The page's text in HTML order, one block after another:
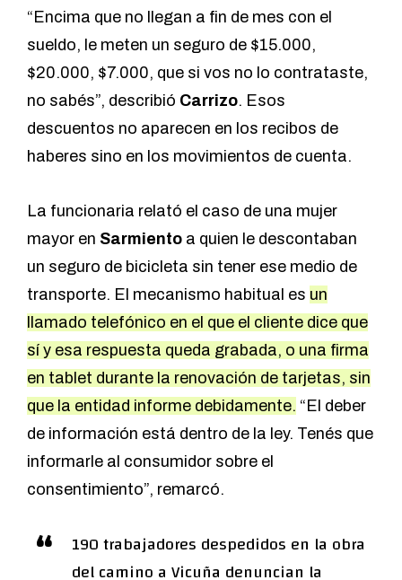
“Encima que no llegan a fin de mes con el
sueldo, le meten un seguro de $15.000,
$20.000, $7.000, que si vos no lo contrataste,
no sabés”, describió Carrizo. Esos
descuentos no aparecen en los recibos de
haberes sino en los movimientos de cuenta.
La funcionaria relató el caso de una mujer
mayor en Sarmiento a quien le descontaban
un seguro de bicicleta sin tener ese medio de
transporte. El mecanismo habitual es un
llamado telefónico en el que el cliente dice que
sí y esa respuesta queda grabada, o una firma
en tablet durante la renovación de tarjetas, sin
que la entidad informe debidamente. “El deber
de información está dentro de la ley. Tenés que
informarle al consumidor sobre el
consentimiento”, remarcó.
190 trabajadores despedidos en la obra
del camino a Vicuña denuncian la